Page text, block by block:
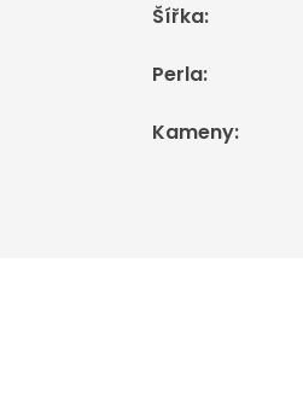
Šířka:
Perla:
Kameny: